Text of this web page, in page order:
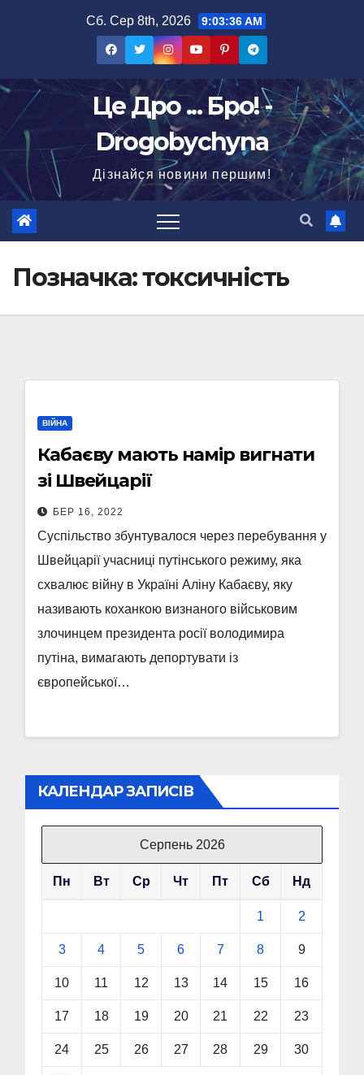
Сб. Сер 8th, 2026 9:03:36 AM
Це Дро ... Бро! -
Drogobychyna
Дізнайся новини першим!
Позначка:токсичність
ВІЙНА
Кабаєву мають намір вигнати
зі Швейцарії
БЕР 16, 2022
Суспільство збунтувалося через перебування у
Швейцарії учасниці путінського режиму, яка
схвалює війну в Україні Аліну Кабаєву, яку
називають коханкою визнаного військовим
злочинцем президента росії володимира
путіна, вимагають депортувати із
європейської…
КАЛЕНДАР ЗАПИСІВ
Серпень 2026
Пн Вт Ср Чт Пт Сб Нд
1 2
3 4 5 6 7 8 9
10 11 12 13 14 15 16
17 18 19 20 21 22 23
24 25 26 27 28 29 30